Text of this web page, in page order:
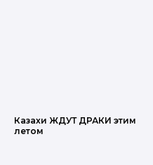
Казахи ЖДУТ ДРАКИ этим
летом